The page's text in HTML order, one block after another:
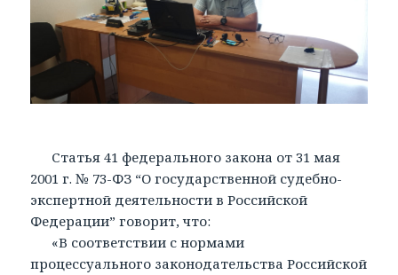
Статья 41 федерального закона от 31 мая
2001 г. № 73-ФЗ “О государственной судебно-
экспертной деятельности в Российской
Федерации” говорит, что:
«В соответствии с нормами
процессуального законодательства Российской